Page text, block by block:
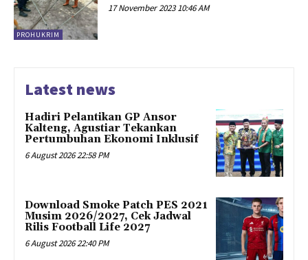
PROHUKRIM
17 November 2023 10:46 AM
Latest news
Hadiri Pelantikan GP Ansor
Kalteng, Agustiar Tekankan
Pertumbuhan Ekonomi Inklusif
6 August 2026 22:58 PM
Download Smoke Patch PES 2021
Musim 2026/2027, Cek Jadwal
Rilis Football Life 2027
6 August 2026 22:40 PM